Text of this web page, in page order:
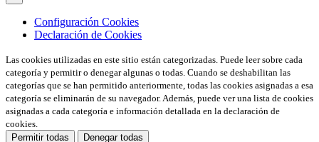
Configuración Cookies
Declaración de Cookies
Las cookies utilizadas en este sitio están categorizadas. Puede leer sobre cada
categoría y permitir o denegar algunas o todas. Cuando se deshabilitan las
categorías que se han permitido anteriormente, todas las cookies asignadas a esa
categoría se eliminarán de su navegador. Además, puede ver una lista de cookies
asignadas a cada categoría e información detallada en la declaración de
cookies.
Permitir todas
Denegar todas